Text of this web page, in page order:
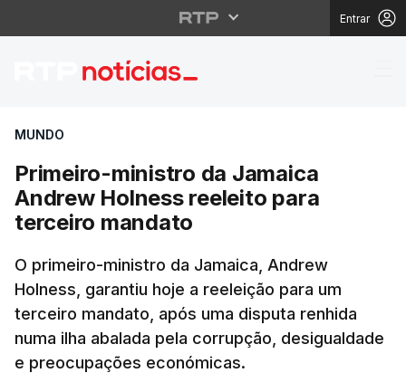
Entrar
Primeiro-ministro da
MUNDO
Primeiro-ministro da Jamaica
Andrew Holness reeleito para
terceiro mandato
O primeiro-ministro da Jamaica, Andrew
Holness, garantiu hoje a reeleição para um
terceiro mandato, após uma disputa renhida
numa ilha abalada pela corrupção, desigualdade
e preocupações económicas.